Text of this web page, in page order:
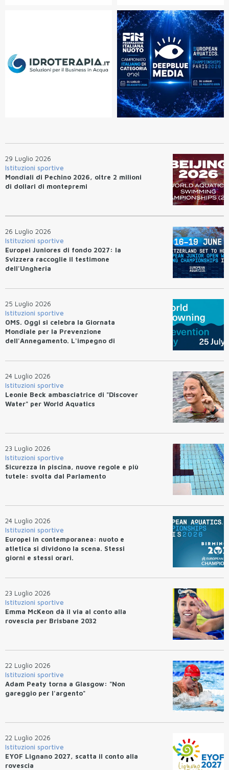
29 Luglio 2026
Istituzioni sportive
Mondiali di Pechino 2026, oltre 2 milioni
di dollari di montepremi
26 Luglio 2026
Istituzioni sportive
Europei Juniores di fondo 2027: la
Svizzera raccoglie il testimone
dell'Ungheria
25 Luglio 2026
Istituzioni sportive
OMS. Oggi si celebra la Giornata
Mondiale per la Prevenzione
dell'Annegamento. L'impegno di
24 Luglio 2026
Istituzioni sportive
Leonie Beck ambasciatrice di "Discover
Water" per World Aquatics
23 Luglio 2026
Istituzioni sportive
Sicurezza in piscina, nuove regole e più
tutele: svolta dal Parlamento
24 Luglio 2026
Istituzioni sportive
Europei in contemporanea: nuoto e
atletica si dividono la scena. Stessi
giorni e stessi orari.
23 Luglio 2026
Istituzioni sportive
Emma McKeon dà il via al conto alla
rovescia per Brisbane 2032
22 Luglio 2026
Istituzioni sportive
Adam Peaty torna a Glasgow: "Non
gareggio per l'argento"
22 Luglio 2026
Istituzioni sportive
EYOF Lignano 2027, scatta il conto alla
rovescia